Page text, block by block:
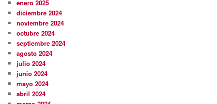
enero 2025
diciembre 2024
noviembre 2024
octubre 2024
septiembre 2024
agosto 2024
julio 2024
junio 2024
mayo 2024
abril 2024